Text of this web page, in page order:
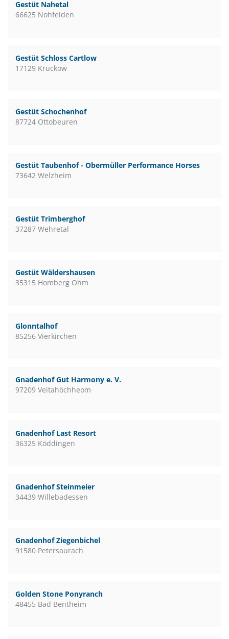
Gestüt Nahetal
66625 Nohfelden
Gestüt Schloss Cartlow
17129 Kruckow
Gestüt Schochenhof
87724 Ottobeuren
Gestüt Taubenhof - Obermüller Performance Horses
73642 Welzheim
Gestüt Trimberghof
37287 Wehretal
Gestüt Wäldershausen
35315 Homberg Ohm
Glonntalhof
85256 Vierkirchen
Gnadenhof Gut Harmony e. V.
97209 Veitahöchheom
Gnadenhof Last Resort
36325 Köddingen
Gnadenhof Steinmeier
34439 Willebadessen
Gnadenhof Ziegenbichel
91580 Petersaurach
Golden Stone Ponyranch
48455 Bad Bentheim